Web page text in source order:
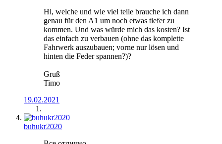
Hi, welche und wie viel teile brauche ich dann
genau für den A1 um noch etwas tiefer zu
kommen. Und was würde mich das kosten? Ist
das einfach zu verbauen (ohne das komplette
Fahrwerk auszubauen; vorne nur lösen und
hinten die Feder spannen?)?
Gruß
Timo
19.02.2021
buhukr2020